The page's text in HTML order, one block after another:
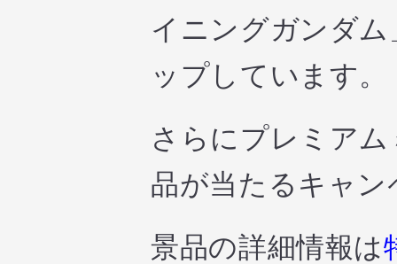
イニングガンダ
ップしています。
さらにプレミア
品が当たるキャ
景品の詳細情報は